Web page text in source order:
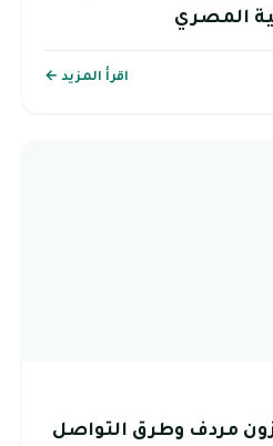
المصري
اقرأ المزيد ←
مردف وطرق التواصل